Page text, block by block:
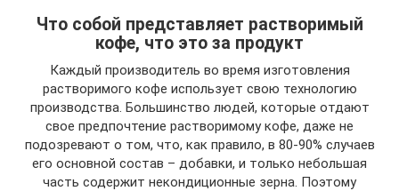
Что собой представляет растворимый
кофе, что это за продукт
Каждый производитель во время изготовления
растворимого кофе использует свою технологию
производства. Большинство людей, которые отдают
свое предпочтение растворимому кофе, даже не
подозревают о том, что, как правило, в 80-90% случаев
его основной состав – добавки, и только небольшая
часть содержит некондиционные зерна. Поэтому